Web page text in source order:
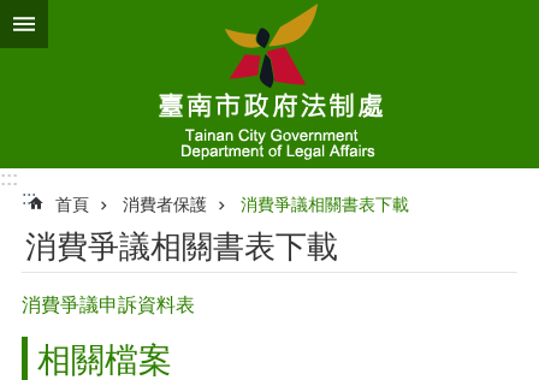
跳到主要內容區塊
:::
:::
首頁 消費者保護 消費爭議相關書表下載
消費爭議相關書表下載
消費爭議申訴資料表
相關檔案